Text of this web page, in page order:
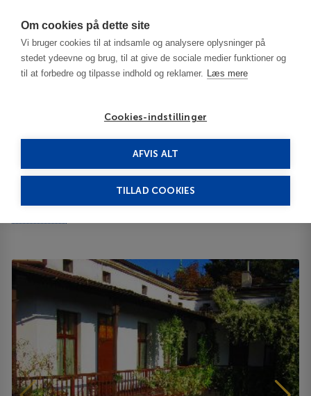
Om cookies på dette site
Vi bruger cookies til at indsamle og analysere oplysninger på
stedet ydeevne og brug, til at give de sociale medier funktioner og
til at forbedre og tilpasse indhold og reklamer. Læs mere
Cookies-indstillinger
AFVIS ALT
TILLAD COOKIES
Globtroter Lejligheder
Lejligheder